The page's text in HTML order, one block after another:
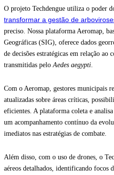
O projeto Techdengue utiliza o poder
transformar a gestão de
preciso. Nossa plataforma Aeromap,
Geográficas (SIG), oferece dados
de decisões estratégicas em relação ao
transmitidas pelo Aedes aegypti
Com o Aeromap, gestores municipais
atualizadas sobre áreas críticas,
eficientes. A plataforma coleta e
um acompanhamento contínuo da
imediatos nas estratégias de combate.
Além disso, com o uso de drones, o
aéreos detalhados, identificando focos